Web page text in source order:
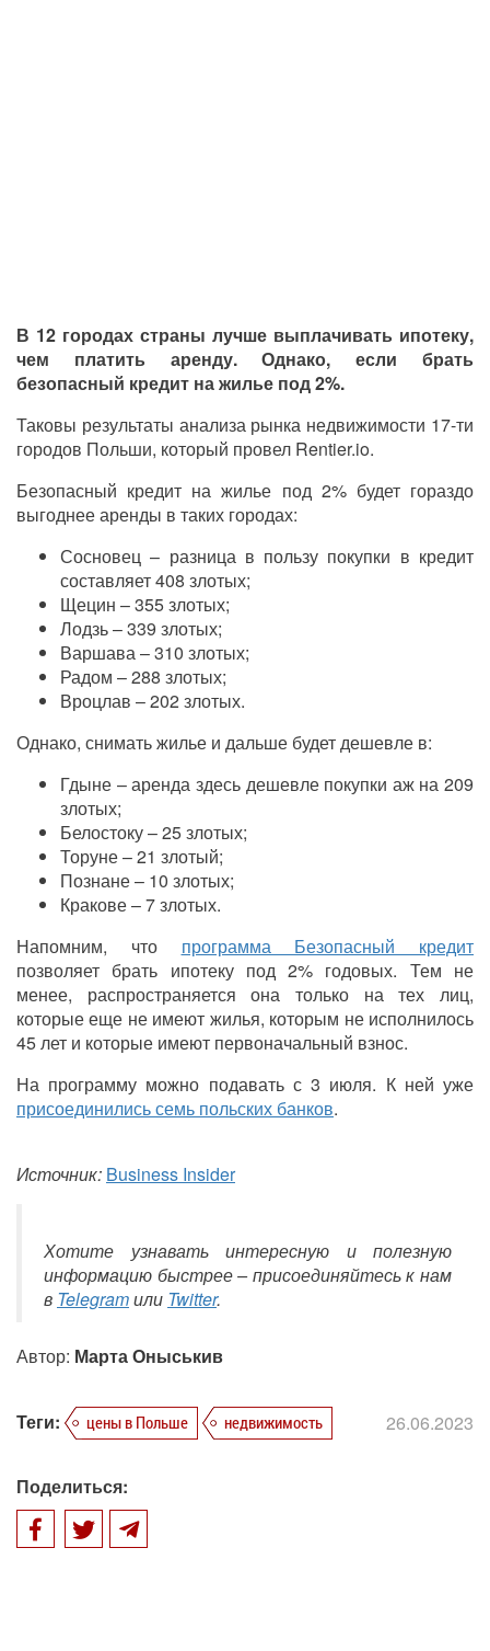
В 12 городах страны лучше выплачивать ипотеку,
чем платить аренду. Однако, если брать
безопасный кредит на жилье под 2%.
Таковы результаты анализа рынка недвижимости 17-ти
городов Польши, который провел Rentier.io.
Безопасный кредит на жилье под 2% будет гораздо
выгоднее аренды в таких городах:
Сосновец – разница в пользу покупки в кредит
составляет 408 злотых;
Щецин – 355 злотых;
Лодзь – 339 злотых;
Варшава – 310 злотых;
Радом – 288 злотых;
Вроцлав – 202 злотых.
Однако, снимать жилье и дальше будет дешевле в:
Гдыне – аренда здесь дешевле покупки аж на 209
злотых;
Белостоку – 25 злотых;
Торуне – 21 злотый;
Познане – 10 злотых;
Кракове – 7 злотых.
Напомним, что программа Безопасный кредит
позволяет брать ипотеку под 2% годовых. Тем не
менее, распространяется она только на тех лиц,
которые еще не имеют жилья, которым не исполнилось
45 лет и которые имеют первоначальный взнос.
На программу можно подавать с 3 июля. К ней уже
присоединились семь польских банков.
Источник: Business Insider
Хотите узнавать интересную и полезную
информацию быстрее – присоединяйтесь к нам
в Telegramили Twitter.
Автор: Марта Оныськив
Теги: цены в Польше недвижимость 26.06.2023
Поделиться: